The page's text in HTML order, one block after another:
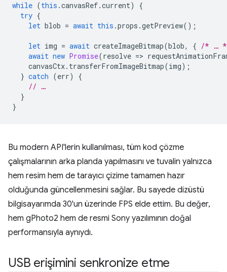
while (this .canvasRef.current)
{
try {
let blob = await this .props .getPreview();
let img = await createImageBitmap(blob, { /* …
await new Promise(resolve =>
canvasCtx. transferFromImageBitmap(img);
} catch (err)
{
// …
}
}
Bu modern API'lerin kullanılması, tüm kod çözme
çalışmalarının arka planda yapılmasını ve tuvalin yalnızca
hem resim hem de tarayıcı çizime tamamen hazır
olduğunda güncellenmesini sağlar. Bu sayede dizüstü
bilgisayarımda 30'un üzerinde FPS elde ettim. Bu değer,
hem gPhoto2 hem de resmi Sony yazılımının doğal
performansıyla aynıydı.
USB erişimini senkronize etme